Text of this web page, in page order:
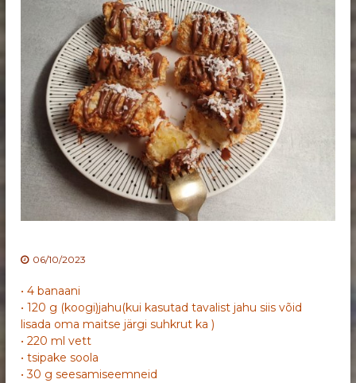
06/10/2023
• 4 banaani
• 120 g (koogi)jahu(kui kasutad tavalist jahu siis võid
lisada oma maitse järgi suhkrut ka )
• 220 ml vett
• tsipake soola
• 30 g seesamiseemneid